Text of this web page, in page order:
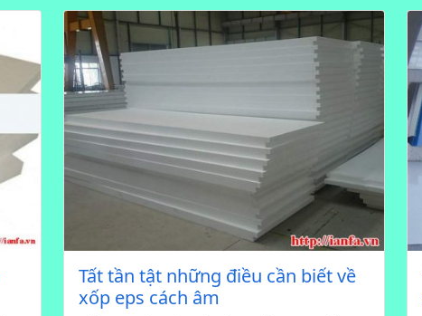
Tất tần tật những điều cần biết về
xốp eps cách âm